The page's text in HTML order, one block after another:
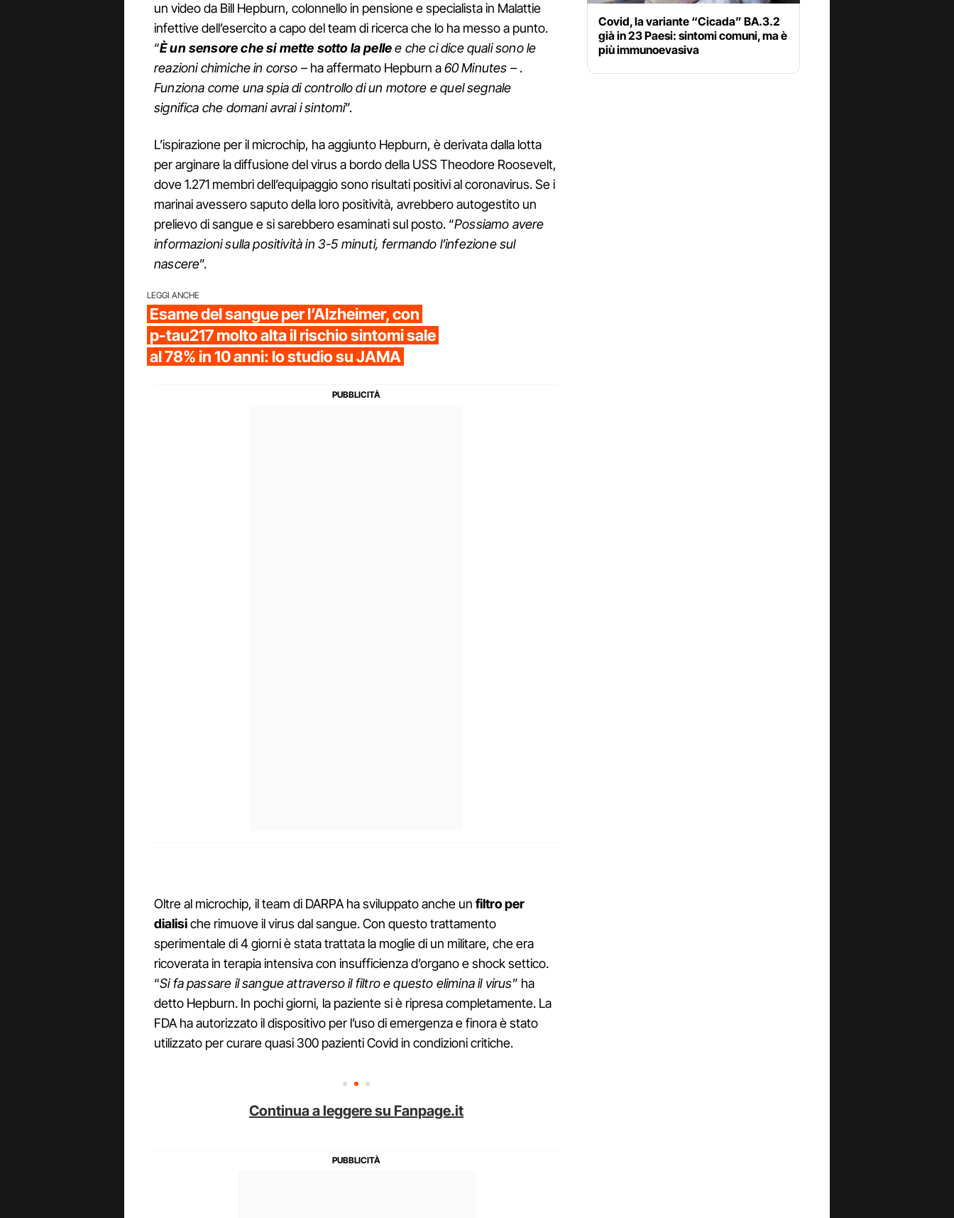
un video da Bill Hepburn, colonnello in pensione e specialista in Malattie
infettive dell’esercito a capo del team di ricerca che lo ha messo a punto.
“È un sensore che si mette sotto la pellee che ci dice quali sono le
reazioni chimiche in corso – ha affermato Hepburn a60 Minutes – .
Funziona come una spia di controllo di un motore e quel segnale
significa che domani avrai i sintomi”.
L’ispirazione per il microchip, ha aggiunto Hepburn, è derivata dalla lotta
per arginare la diffusione del virus a bordo della USS Theodore Roosevelt,
dove 1.271 membri dell’equipaggio sono risultati positivi al coronavirus. Se i
marinai avessero saputo della loro positività, avrebbero autogestito un
prelievo di sangue e si sarebbero esaminati sul posto. “Possiamo avere
informazioni sulla positività in 3-5 minuti, fermando l’infezione sul
nascere”.
LEGGI ANCHE
Esame del sangue per l’Alzheimer, con
p-tau217 molto alta il rischio sintomi sale
al 78% in 10 anni: lo studio su JAMA
Oltre al microchip, il team di DARPA ha sviluppato anche un filtro per
dialisiche rimuove il virus dal sangue. Con questo trattamento
sperimentale di 4 giorni è stata trattata la moglie di un militare, che era
ricoverata in terapia intensiva con insufficienza d’organo e shock settico.
“Si fa passare il sangue attraverso il filtro e questo elimina il virus” ha
detto Hepburn. In pochi giorni, la paziente si è ripresa completamente. La
FDA ha autorizzato il dispositivo per l’uso di emergenza e finora è stato
utilizzato per curare quasi 300 pazienti Covid in condizioni critiche.
Continua a leggere su Fanpage.it
Covid, la variante “Cicada” BA.3.2
già in 23 Paesi: sintomi comuni, ma è
più immunoevasiva